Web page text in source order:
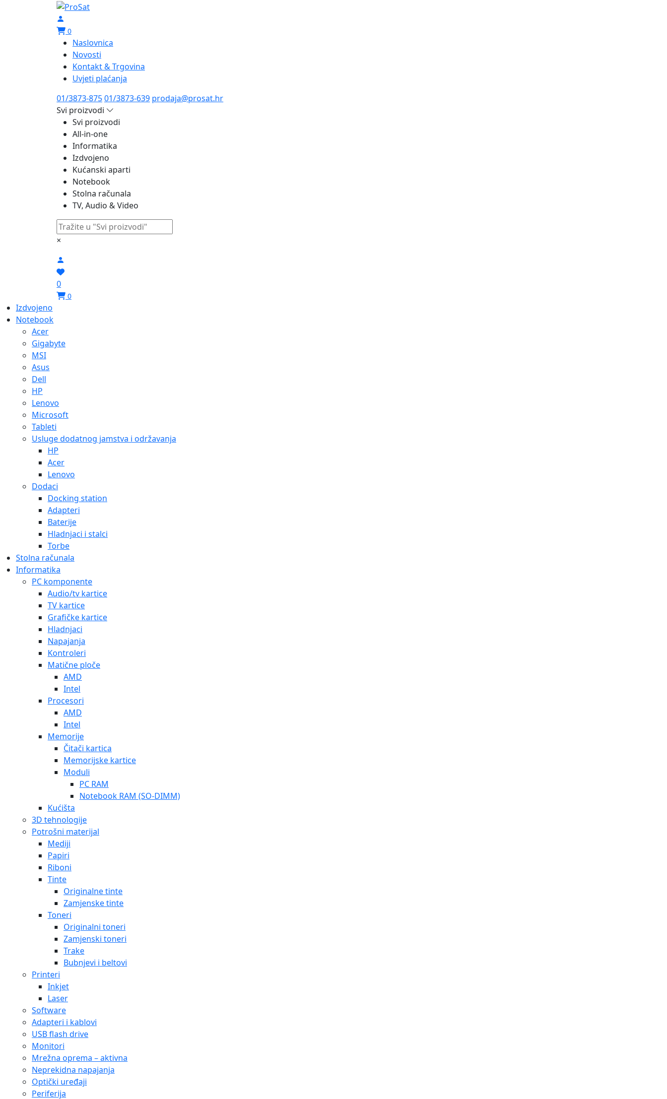
0
Naslovnica
Novosti
Kontakt & Trgovina
Uvjeti plaćanja
01/3873-87501/3873-639 prodaja@prosat.hr
Svi proizvodi
Svi proizvodi
All-in-one
Informatika
Izdvojeno
Kućanski aparti
Notebook
Stolna računala
TV, Audio & Video
×
0
0
Izdvojeno
Notebook
Acer
Gigabyte
MSI
Asus
Dell
HP
Lenovo
Microsoft
Tableti
Usluge dodatnog jamstva i održavanja
HP
Acer
Lenovo
Dodaci
Docking station
Adapteri
Baterije
Hladnjaci i stalci
Torbe
Stolna računala
Informatika
PC komponente
Audio/tv kartice
TV kartice
Grafičke kartice
Hladnjaci
Napajanja
Kontroleri
Matične ploče
AMD
Intel
Procesori
AMD
Intel
Memorije
Čitači kartica
Memorijske kartice
Moduli
PC RAM
Notebook RAM (SO-DIMM)
Kućišta
3D tehnologije
Potrošni materijal
Mediji
Papiri
Riboni
Tinte
Originalne tinte
Zamjenske tinte
Toneri
Originalni toneri
Zamjenski toneri
Trake
Bubnjevi i beltovi
Printeri
Inkjet
Laser
Software
Adapteri i kablovi
USB flash drive
Monitori
Mrežna oprema – aktivna
Neprekidna napajanja
Optički uređaji
Periferija